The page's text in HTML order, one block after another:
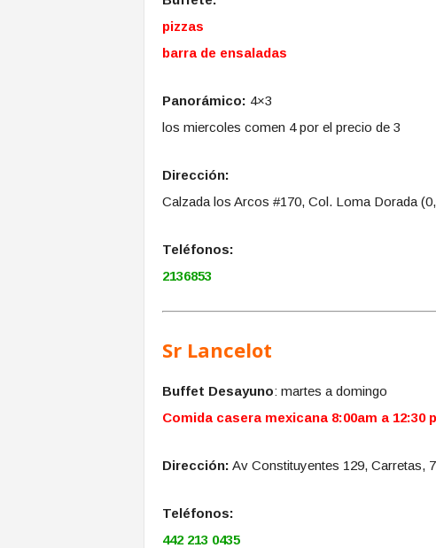
pizzas
barra de ensaladas
Panorámico: 4×3
los miercoles comen 4 por el precio de 3
Dirección:
Calzada los Arcos #170, Col. Loma Dorada
Teléfonos:
2136853
Sr Lancelot
Buffet Desayuno: martes a domingo
Comida casera mexicana 8:00am a 12:30
Dirección: Av Constituyentes 129, Carretas,
Teléfonos:
442 213 0435